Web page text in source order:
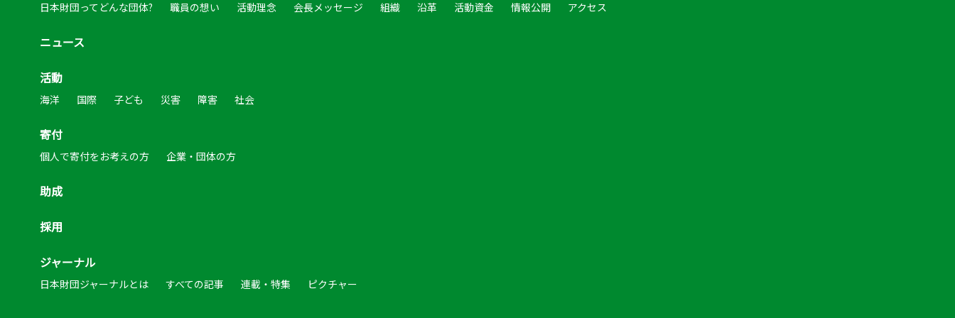
日本財団ってどんな団体? 職員の想い 活動理念 会長メッセージ 組織 沿革 活動資金 情報公開 アクセス
ニュース
活動
海洋 国際 子ども 災害 障害 社会
寄付
個人で寄付をお考えの方 企業・団体の方
助成
採用
ジャーナル
日本財団ジャーナルとは すべての記事 連載・特集 ピクチャー